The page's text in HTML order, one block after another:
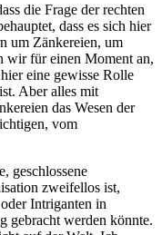
die Frage der rechten
dass es sich hier
um Zänkereien, um
wir für einen Moment an,
eine gewisse Rolle
Aber alles mit
das Wesen der
vom
geschlossene
zweifellos ist,
Intriganten in
gebracht werden könnte.